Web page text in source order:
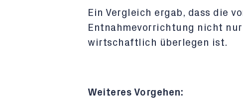
Ein Vergleich ergab, dass die
Entnahmevorrichtung nicht
wirtschaftlich überlegen ist.
Weiteres Vorgehen: